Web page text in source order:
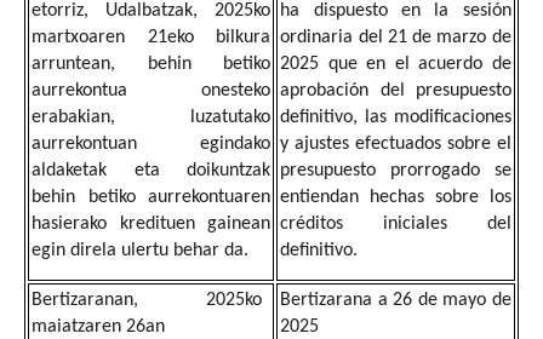
etorriz, Udalbatzak, 2025ko
martxoaren 21eko bilkura
arruntean, behin betiko
aurrekontua onesteko
erabakian, luzatutako
aurrekontuan egindako
aldaketak eta doikuntzak
behin betiko aurrekontuaren
hasierako kredituen gainean
egin direla ulertu behar da.
ha dispuesto en la sesión
ordinaria del 21 de marzo de
2025 que en el acuerdo de
aprobación del presupuesto
definitivo, las modificaciones
y ajustes efectuados sobre el
presupuesto prorrogado se
entiendan hechas sobre los
créditos iniciales del
definitivo.
Bertizaranan, 2025ko
maiatzaren 26an
Bertizarana a 26 de mayo de
2025